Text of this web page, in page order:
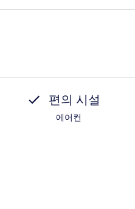
편의 시설
에어컨